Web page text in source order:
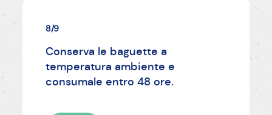
8/9
Conserva le baguette a
temperatura ambiente e
consumale entro 48 ore.